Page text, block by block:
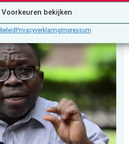
Voorkeuren bekijken
Privacyverklaring Impressum